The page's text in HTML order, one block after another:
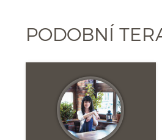
PODOBNÍ